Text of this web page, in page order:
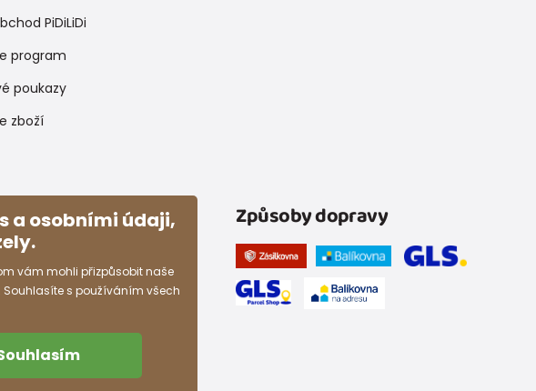
PiDiLiDi
program
poukazy
zboží
platby Způsoby dopravy
a osobními údaji,
vám mohli přizpůsobit naše
s používáním všech